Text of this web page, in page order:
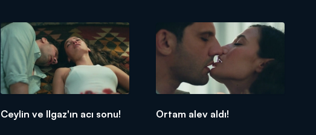
Ceylin ve Ilgaz'ın acı sonu! Ortam alev aldı!